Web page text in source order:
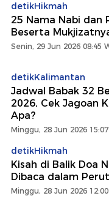
detikHikmah
25 Nama Nabi dan
Beserta
Senin, 29 Jun 2026 08:45
detikKalimantan
Jadwal Babak 32
2026, Cek Jagoan
Apa?
Minggu, 28 Jun 2026 15:07
detikHikmah
Kisah di Balik Doa
Dibaca dalam
Minggu, 28 Jun 2026 12:00